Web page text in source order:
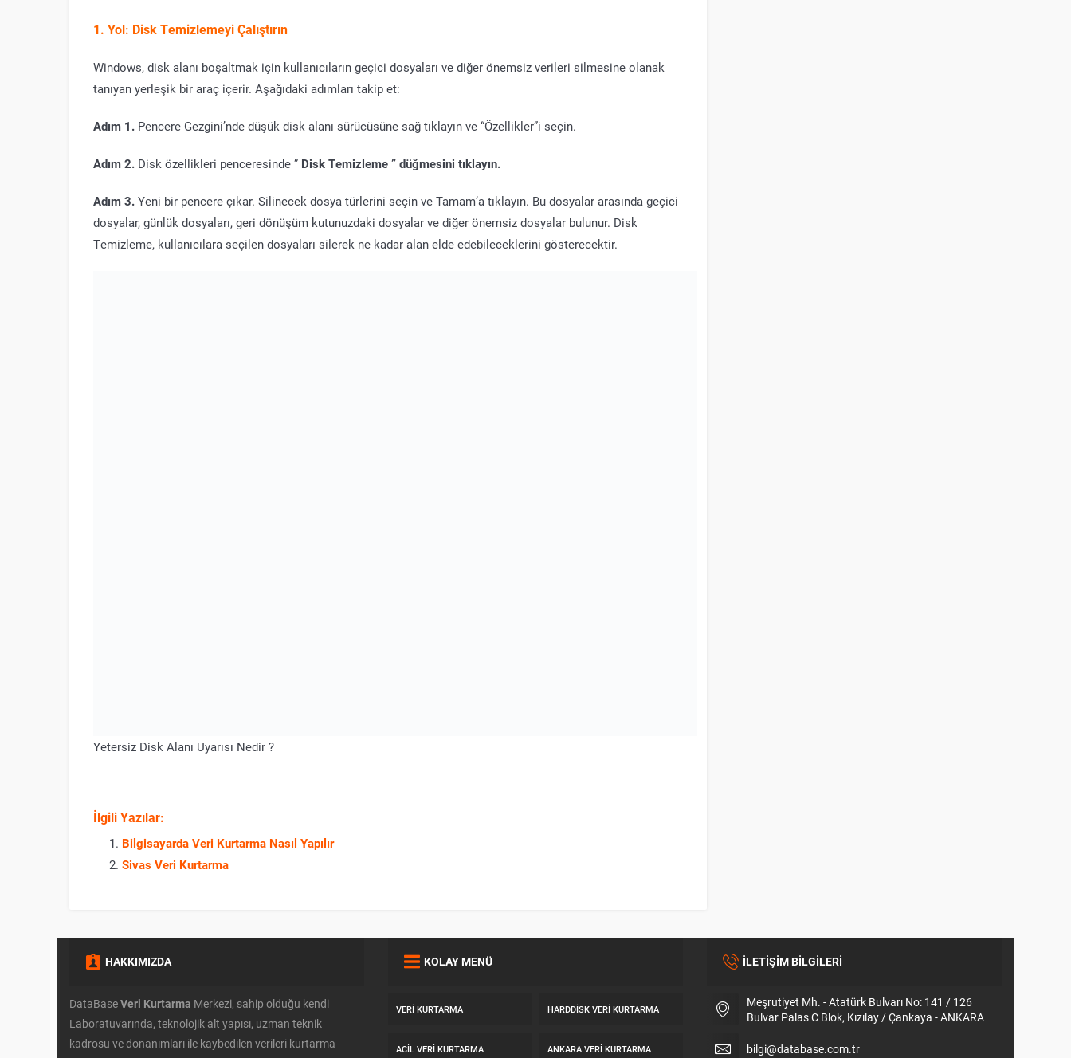
1. Yol: Disk Temizlemeyi Çalıştırın
Windows, disk alanı boşaltmak için kullanıcıların geçici dosyaları ve diğer önemsiz verileri silmesine olanak
tanıyan yerleşik bir araç içerir. Aşağıdaki adımları takip et:
Adım 1. Pencere Gezgini’nde düşük disk alanı sürücüsüne sağ tıklayın ve “Özellikler”i seçin.
Adım 2. Disk özellikleri penceresinde ” Disk Temizleme ” düğmesini tıklayın.
Adım 3. Yeni bir pencere çıkar. Silinecek dosya türlerini seçin ve Tamam’a tıklayın. Bu dosyalar arasında geçici
dosyalar, günlük dosyaları, geri dönüşüm kutunuzdaki dosyalar ve diğer önemsiz dosyalar bulunur. Disk
Temizleme, kullanıcılara seçilen dosyaları silerek ne kadar alan elde edebileceklerini gösterecektir.
Yetersiz Disk Alanı Uyarısı Nedir ?
İlgili Yazılar:
Bilgisayarda Veri Kurtarma Nasıl Yapılır
Sivas Veri Kurtarma
HAKKIMIZDA
DataBaseVeri Kurtarma Merkezi, sahip olduğu kendi
Laboratuvarında, teknolojik alt yapısı, uzman teknik
kadrosu ve donanımları ile kaybedilen verileri kurtarma
KOLAY MENÜ
VERI KURTARMA HARDDISK VERI KURTARMA
ACIL VERI KURTARMA ANKARA VERI KURTARMA
İLETİŞİM BİLGİLERİ
Meşrutiyet Mh. - Atatürk Bulvarı No: 141 / 126
Bulvar Palas C Blok, Kızılay / Çankaya - ANKARA
bilgi@database.com.tr